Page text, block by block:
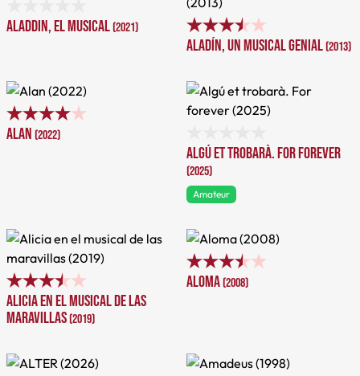
Aladdin, el musical(2021)
Aladín, un musical genial(2013)
Alan (2022)
Algú et trobarà. For forever
(2025)
Amateur
Alicia en el musical de las
maravillas(2019)
Aloma(2008)